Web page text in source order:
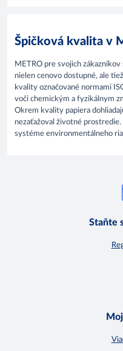
Špičková kvalita v
METRO pre svojich
nielen cenovo dostupné, ale
kvality označované normami
voči chemickým a fyzikálnym
Okrem kvality papiera
nezaťažoval životné
systéme environmentálneho
Staňte